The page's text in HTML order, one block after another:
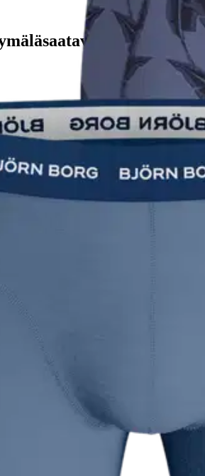
3 kappaleen pakkauksessa. Bokserit
vyötärönauha lisää
tuotetietoihin?
välilehteen